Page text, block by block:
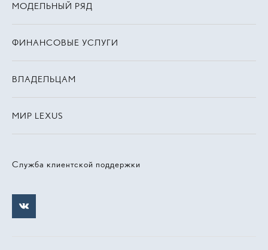
Служба клиентской поддержки
МОДЕЛЬНЫЙ РЯД
ФИНАНСОВЫЕ УСЛУГИ
ВЛАДЕЛЬЦАМ
МИР LEXUS